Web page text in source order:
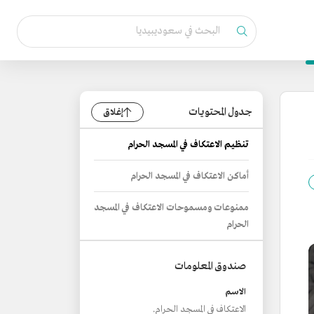
جدول المحتويات إغلاق
تنظيم الاعتكاف في المسجد الحرام
أماكن الاعتكاف في المسجد الحرام
ممنوعات ومسموحات الاعتكاف في المسجد
الحرام
صندوق المعلومات
الاسم
الاعتكاف في المسجد الحرام.